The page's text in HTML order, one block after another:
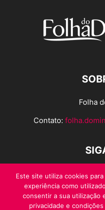
Folha
Contato:
Este site utiliza cookies
experiência como
consentir a sua utilização
privacidade e